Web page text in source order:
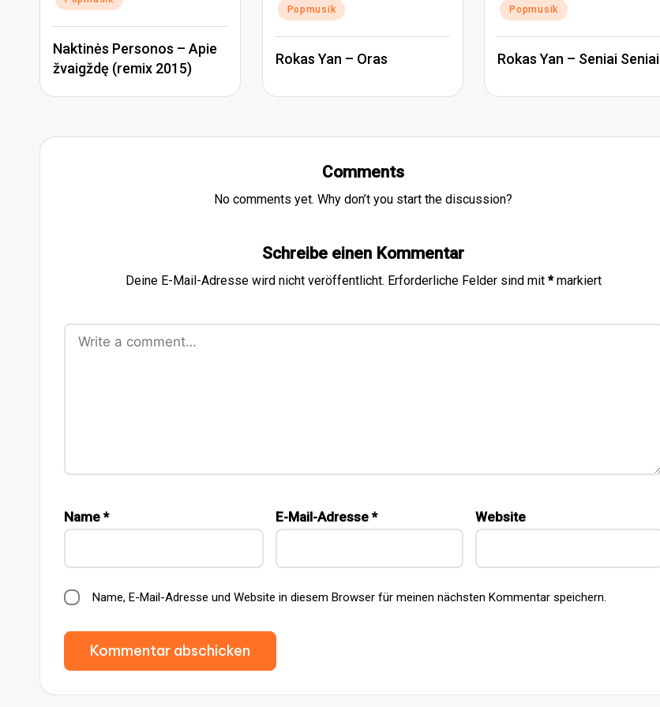
Naktinės Personos – Apie
žvaigždę (remix 2015)
Popmusik
Rokas Yan – Oras
Popmusik
Rokas Yan – Seniai Seniai
Comments
No comments yet. Why don’t you start the discussion?
Schreibe einen Kommentar
Deine E-Mail-Adresse wird nicht veröffentlicht. Erforderliche Felder sind mit *markiert
Name * E-Mail-Adresse * Website
Name, E-Mail-Adresse und Website in diesem Browser für meinen nächsten Kommentar speichern.